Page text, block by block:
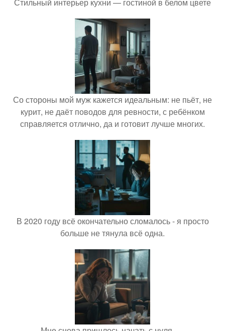
Со стороны мой муж кажется идеальным: не пьёт, не
курит, не даёт поводов для ревности, с ребёнком
справляется отлично, да и готовит лучше многих.
В 2020 году всё окончательно сломалось - я просто
больше не тянула всё одна.